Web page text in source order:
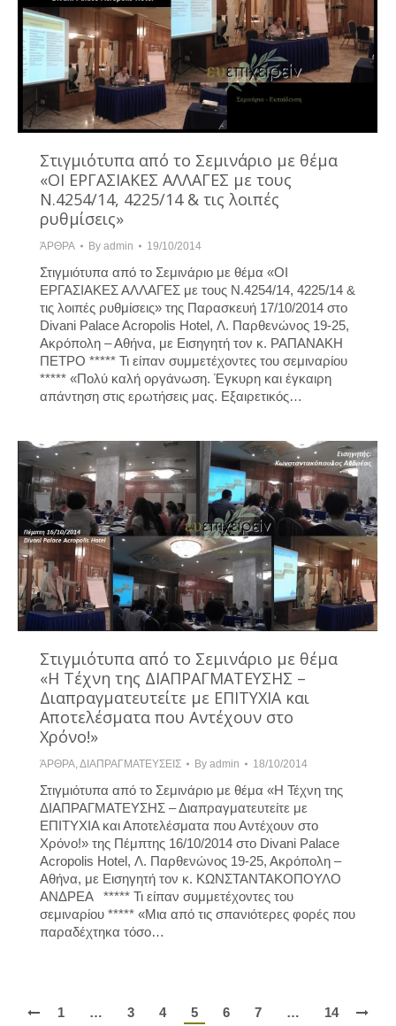
Στιγμιότυπα από το Σεμινάριο με θέμα
«ΟΙ ΕΡΓΑΣΙΑΚΕΣ ΑΛΛΑΓΕΣ με τους
Ν.4254/14, 4225/14 & τις λοιπές
ρυθμίσεις»
ΆΡΘΡΑ By admin 19/10/2014
Στιγμιότυπα από το Σεμινάριο με θέμα «ΟΙ
ΕΡΓΑΣΙΑΚΕΣ ΑΛΛΑΓΕΣ με τους Ν.4254/14, 4225/14 &
τις λοιπές ρυθμίσεις» της Παρασκευή 17/10/2014 στο
Divani Palace Acropolis Hotel, Λ. Παρθενώνος 19-25,
Ακρόπολη – Αθήνα, με Εισηγητή τον κ. ΡΑΠΑΝΑΚΗ
ΠΕΤΡΟ ***** Τι είπαν συμμετέχοντες του σεμιναρίου
***** «Πολύ καλή οργάνωση. Έγκυρη και έγκαιρη
απάντηση στις ερωτήσεις μας. Εξαιρετικός…
Στιγμιότυπα από το Σεμινάριο με θέμα
«Η Τέχνη της ΔΙΑΠΡΑΓΜΑΤΕΥΣΗΣ –
Διαπραγματευτείτε με ΕΠΙΤΥΧΙΑ και
Αποτελέσματα που Αντέχουν στο
Χρόνο!»
ΆΡΘΡΑ,ΔΙΑΠΡΑΓΜΑΤΕΥΣΕΙΣ By admin 18/10/2014
Στιγμιότυπα από το Σεμινάριο με θέμα «Η Τέχνη της
ΔΙΑΠΡΑΓΜΑΤΕΥΣΗΣ – Διαπραγματευτείτε με
ΕΠΙΤΥΧΙΑ και Αποτελέσματα που Αντέχουν στο
Χρόνο!» της Πέμπτης 16/10/2014 στο Divani Palace
Acropolis Hotel, Λ. Παρθενώνος 19-25, Ακρόπολη –
Αθήνα, με Εισηγητή τον κ. ΚΩΝΣΤΑΝΤΑΚΟΠΟΥΛΟ
ΑΝΔΡΕΑ ***** Τι είπαν συμμετέχοντες του
σεμιναρίου ***** «Μια από τις σπανιότερες φορές που
παραδέχτηκα τόσο…
1 … 3 4 5 6 7 … 14